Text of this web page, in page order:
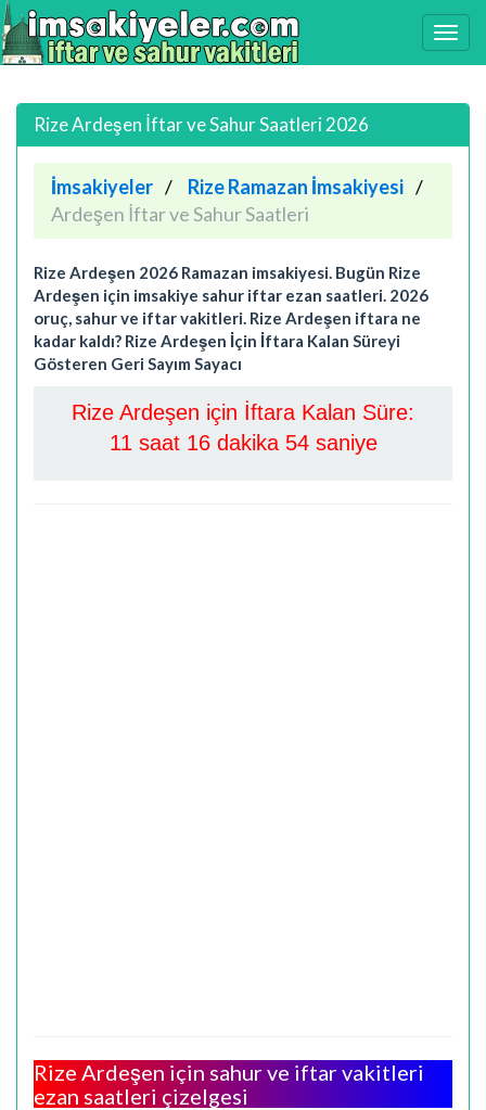
Rize Ardeşen İftar ve Sahur Saatleri 2026
İmsakiyeler
Rize Ramazan İmsakiyesi
Ardeşen İftar ve Sahur Saatleri
Rize Ardeşen 2026 Ramazan imsakiyesi. Bugün Rize
Ardeşen için imsakiye sahur iftar ezan saatleri. 2026
oruç, sahur ve iftar vakitleri. Rize Ardeşen iftara ne
kadar kaldı? Rize Ardeşen İçin İftara Kalan Süreyi
Gösteren Geri Sayım Sayacı
Rize Ardeşen için İftara Kalan Süre:
11 saat 16 dakika 53 saniye
Rize Ardeşen için sahur ve iftar vakitleri
ezan saatleri çizelgesi